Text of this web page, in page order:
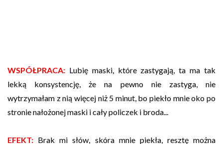
WSPÓŁPRACA: Lubię maski, które zastygają, ta ma tak
lekką konsystencję, że na pewno nie zastyga, nie
wytrzymałam z nią więcej niż 5 minut, bo piekło mnie oko po
stronie nałożonej maski i cały policzek i broda...
EFEKT: Brak mi słów, skóra mnie piekła, resztę można